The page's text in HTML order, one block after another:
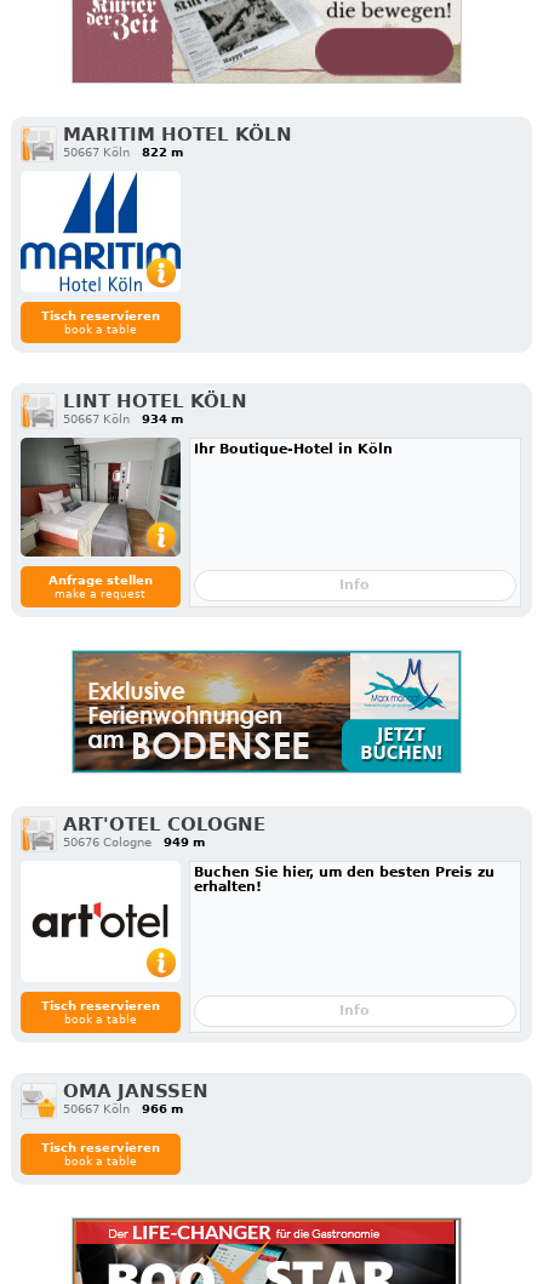
MARITIM HOTEL KÖLN
50667 Köln 822 m
Tisch reservieren
book a table
LINT HOTEL KÖLN
50667 Köln 934 m
Anfrage stellen
make a request
Ihr Boutique-Hotel in Köln
Info
ART'OTEL COLOGNE
50676 Cologne 949 m
Tisch reservieren
book a table
Buchen Sie hier, um den besten Preis zu
erhalten!
Info
OMA JANSSEN
50667 Köln 966 m
Tisch reservieren
book a table